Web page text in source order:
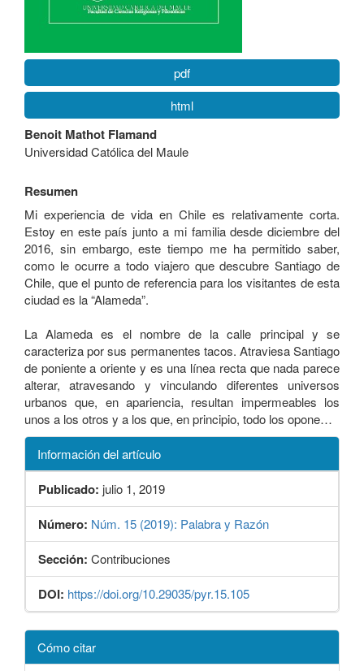
pdf
html
Contenido
principal
del
Benoit Mathot Flamand
Universidad Católica del Maule
Resumen
Mi experiencia de vida en Chile es relativamente corta.
Estoy en este país junto a mi familia desde diciembre del
2016, sin embargo, este tiempo me ha permitido saber,
como le ocurre a todo viajero que descubre Santiago de
Chile, que el punto de referencia para los visitantes de esta
ciudad es la “Alameda”.
La Alameda es el nombre de la calle principal y se
caracteriza por sus permanentes tacos. Atraviesa Santiago
de poniente a oriente y es una línea recta que nada parece
alterar, atravesando y vinculando diferentes universos
urbanos que, en apariencia, resultan impermeables los
unos a los otros y a los que, en principio, todo los opone…
Información del artículo
Publicado: julio 1, 2019
Número: Núm. 15 (2019): Palabra y Razón
Sección: Contribuciones
DOI: https://doi.org/10.29035/pyr.15.105
Detalles
del
artículo
Cómo citar